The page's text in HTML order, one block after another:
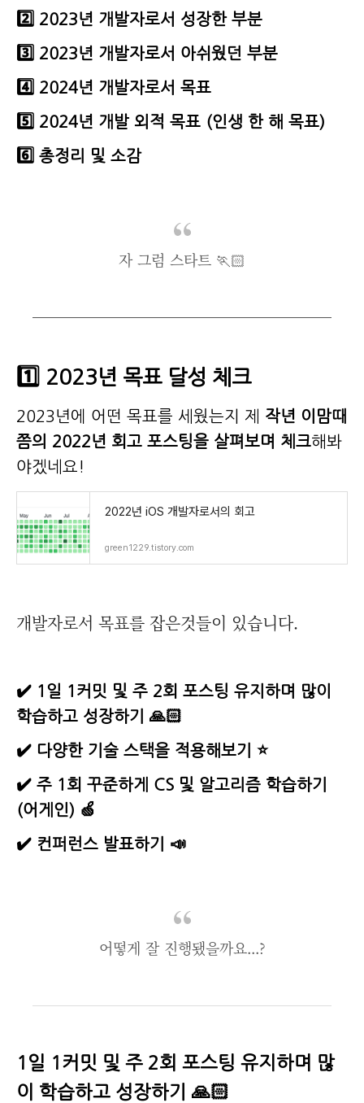
2️⃣ 2023년 개발자로서 성장한 부분
3️⃣ 2023년 개발자로서 아쉬웠던 부분
4️⃣ 2024년 개발자로서 목표
5️⃣ 2024년 개발 외적 목표 (인생 한 해 목표)
6️⃣ 총정리 및 소감
자 그럼 스타트 🏃🏻
1️⃣ 2023년 목표 달성 체크
2023년에 어떤 목표를 세웠는지 제 작년 이맘때
쯤의 2022년 회고 포스팅을 살펴보며 체크해봐
야겠네요!
2022년 iOS 개발자로서의 회고
green1229.tistory.com
개발자로서 목표를 잡은것들이 있습니다.
✔️ 1일 1커밋 및 주 2회 포스팅 유지하며 많이
학습하고 성장하기 🙏🏻
✔️ 다양한 기술 스택을 적용해보기 ⭐️
✔️ 주 1회 꾸준하게 CS 및 알고리즘 학습하기
(어게인) 🍏
✔️ 컨퍼런스 발표하기 📣
어떻게 잘 진행됐을까요...?
1일 1커밋 및 주 2회 포스팅 유지하며 많
이 학습하고 성장하기 🙏🏻